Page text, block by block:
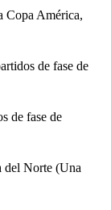
Copa América,
de fase de
de fase de
del Norte (Una